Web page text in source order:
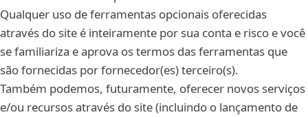
Qualquer uso de ferramentas opcionais oferecidas
através do site é inteiramente por sua conta e risco e você
se familiariza e aprova os termos das ferramentas que
são fornecidas por fornecedor(es) terceiro(s).
Também podemos, futuramente, oferecer novos serviços
e/ou recursos através do site (incluindo o lançamento de